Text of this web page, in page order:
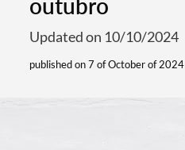
outubro
Updated on 10/10/2024
published on 7 of October of 2024